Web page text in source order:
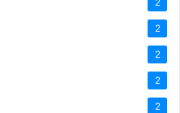
2
2
2
2
2